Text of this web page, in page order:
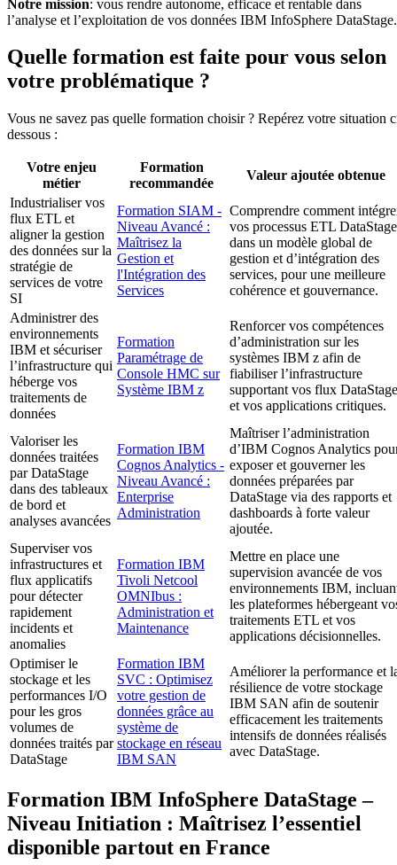
Notre mission: vous rendre autonome, efficace et rentable dans
l’analyse et l’exploitation de vos données IBM InfoSphere DataStage.
Quelle formation est faite pour vous selon
votre problématique ?
Vous ne savez pas quelle formation choisir ? Repérez votre situation
dessous :
Votre enjeu
métier
Formation
recommandée
Valeur ajoutée obtenue
Industrialiser vos
flux ETL et
aligner la gestion
des données sur la
stratégie de
services de votre
SI
Formation SIAM -
Niveau Avancé :
Maîtrisez la
Gestion et
l'Intégration des
Services
Comprendre comment
vos processus ETL DataStage
dans un modèle global de
gestion et d’intégration des
services, pour une meilleure
cohérence et gouvernance.
Administrer des
environnements
IBM et sécuriser
l’infrastructure qui
héberge vos
traitements de
données
Formation
Paramétrage de
Console HMC sur
Système IBM z
Renforcer vos compétences
d’administration sur les
systèmes IBM z afin de
fiabiliser l’infrastructure
supportant vos flux DataStage
et vos applications critiques.
Valoriser les
données traitées
par DataStage
dans des tableaux
de bord et
analyses avancées
Formation IBM
Cognos Analytics -
Niveau Avancé :
Enterprise
Administration
Maîtriser l’administration
d’IBM Cognos Analytics
exposer et gouverner les
données préparées par
DataStage via des rapports et
dashboards à forte valeur
ajoutée.
Superviser vos
infrastructures et
flux applicatifs
pour détecter
rapidement
incidents et
anomalies
Formation IBM
Tivoli Netcool
OMNIbus :
Administration et
Maintenance
Mettre en place une
supervision avancée de vos
environnements IBM,
les plateformes hébergeant
traitements ETL et vos
applications décisionnelles.
Optimiser le
stockage et les
performances I/O
pour les gros
volumes de
données traités par
DataStage
Formation IBM
SVC : Optimisez
votre gestion de
données grâce au
système de
stockage en réseau
IBM SAN
Améliorer la performance et
résilience de votre stockage
IBM SAN afin de soutenir
efficacement les traitements
intensifs de données réalisés
avec DataStage.
Formation IBM InfoSphere DataStage –
Niveau Initiation : Maîtrisez l’essentiel
disponible partout en France